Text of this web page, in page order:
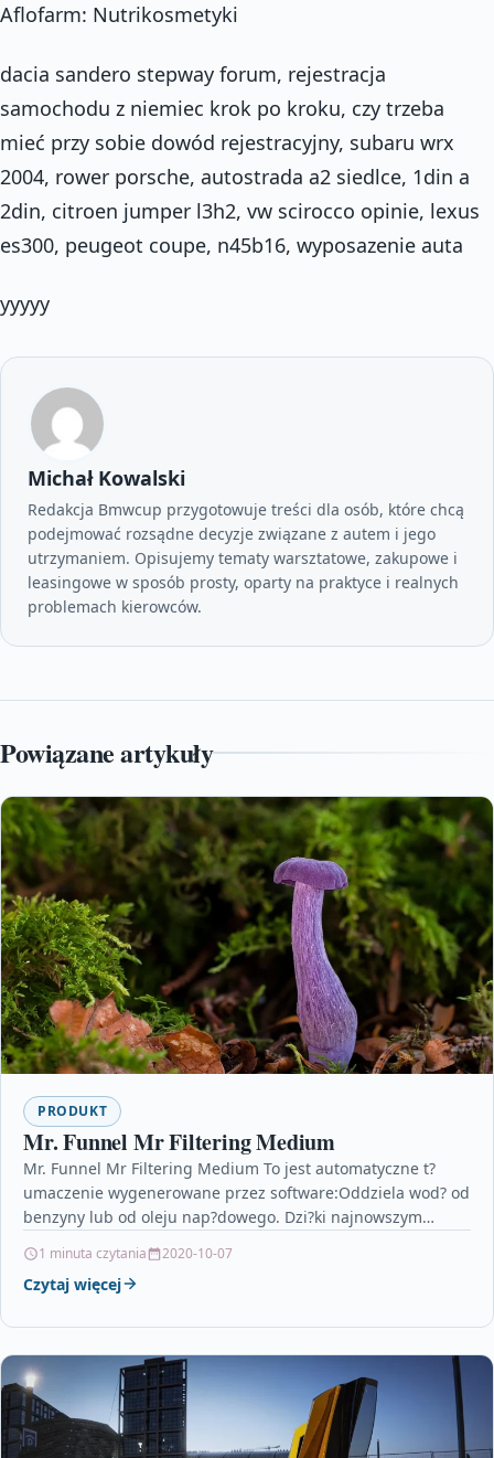
Aflofarm: Nutrikosmetyki
dacia sandero stepway forum, rejestracja
samochodu z niemiec krok po kroku, czy trzeba
mieć przy sobie dowód rejestracyjny, subaru wrx
2004, rower porsche, autostrada a2 siedlce, 1din a
2din, citroen jumper l3h2, vw scirocco opinie, lexus
es300, peugeot coupe, n45b16, wyposazenie auta
yyyyy
Michał Kowalski
Redakcja Bmwcup przygotowuje treści dla osób, które chcą
podejmować rozsądne decyzje związane z autem i jego
utrzymaniem. Opisujemy tematy warsztatowe, zakupowe i
leasingowe w sposób prosty, oparty na praktyce i realnych
problemach kierowców.
Powiązane artykuły
PRODUKT
Mr. Funnel Mr Filtering Medium
Mr. Funnel Mr Filtering Medium To jest automatyczne t?
umaczenie wygenerowane przez software:Oddziela wod? od
benzyny lub od oleju nap?dowego. Dzi?ki najnowszym
1 minuta czytania 2020-10-07
Czytaj więcej